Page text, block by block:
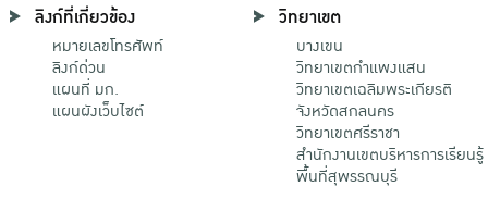
ลิงก์ที่เกี่ยวข้อง
หมายเลขโทรศัพท์
ลิงก์ด่วน
แผนที่ มก.
แผนผังเว็บไซต์
วิทยาเขต
บางเขน
วิทยาเขตกําแพงแสน
วิทยาเขตเฉลิมพระเกียรติ
จังหวัดสกลนคร
วิทยาเขตศรีราชา
สำนักงานเขตบริหารการเรียนรู้
พื้นที่สุพรรณบุรี